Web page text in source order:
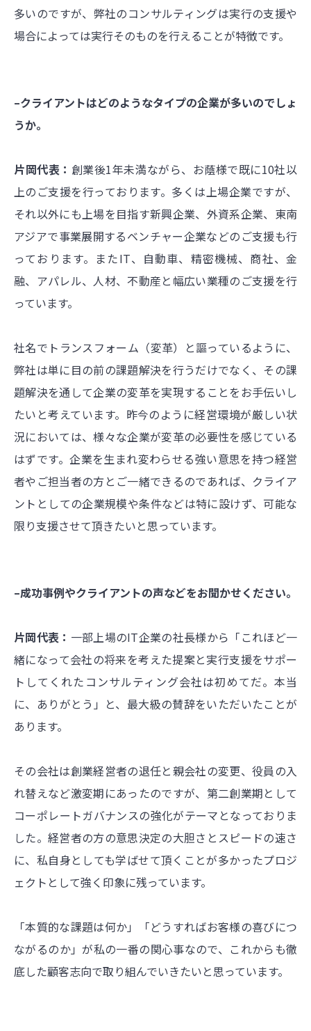
多いのですが、弊社のコンサルティングは実行の支援や
場合によっては実行そのものを行えることが特徴です。
–クライアントはどのようなタイプの企業が多いのでしょ
うか。
片岡代表： 創業後1年未満ながら、お蔭様で既に10社以
上のご支援を行っております。多くは上場企業ですが、
それ以外にも上場を目指す新興企業、外資系企業、東南
アジアで事業展開するベンチャー企業などのご支援も行
っております。またIT、自動車、精密機械、商社、金
融、アパレル、人材、不動産と幅広い業種のご支援を行
っています。
社名でトランスフォーム（変革）と謳っているように、
弊社は単に目の前の課題解決を行うだけでなく、その課
題解決を通して企業の変革を実現することをお手伝いし
たいと考えています。昨今のように経営環境が厳しい状
況においては、様々な企業が変革の必要性を感じている
はずです。企業を生まれ変わらせる強い意思を持つ経営
者やご担当者の方とご一緒できるのであれば、クライア
ントとしての企業規模や条件などは特に設けず、可能な
限り支援させて頂きたいと思っています。
–成功事例やクライアントの声などをお聞かせください。
片岡代表： 一部上場のIT企業の社長様から「これほど一
緒になって会社の将来を考えた提案と実行支援をサポー
トしてくれたコンサルティング会社は初めてだ。本当
に、ありがとう」と、最大級の賛辞をいただいたことが
あります。
その会社は創業経営者の退任と親会社の変更、役員の入
れ替えなど激変期にあったのですが、第二創業期として
コーポレートガバナンスの強化がテーマとなっておりま
した。経営者の方の意思決定の大胆さとスピードの速さ
に、私自身としても学ばせて頂くことが多かったプロジ
ェクトとして強く印象に残っています。
「本質的な課題は何か」「どうすればお客様の喜びにつ
ながるのか」が私の一番の関心事なので、これからも徹
底した顧客志向で取り組んでいきたいと思っています。